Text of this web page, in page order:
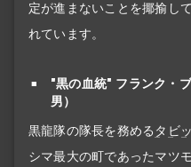
定が進まないことを揶揄し
れています。
"黒の血統" フランク・
男）
黒龍隊の隊長を務める タビ
シマ最大の町であったマツ